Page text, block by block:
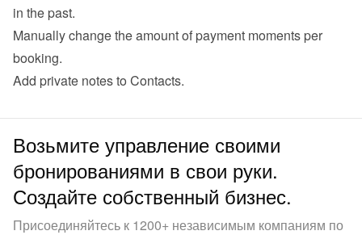
in the past.
Manually change the amount of payment moments per
booking.
Add private notes to Contacts.
Возьмите управление своими
бронированиями в свои руки.
Создайте собственный бизнес.
Присоединяйтесь к 1200+ независимым компаниям по